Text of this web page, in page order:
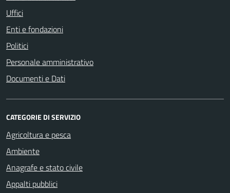
Uffici
Enti e fondazioni
Politici
Personale amministrativo
Documenti e Dati
CATEGORIE DI SERVIZIO
Agricoltura e pesca
Ambiente
Anagrafe e stato civile
Appalti pubblici